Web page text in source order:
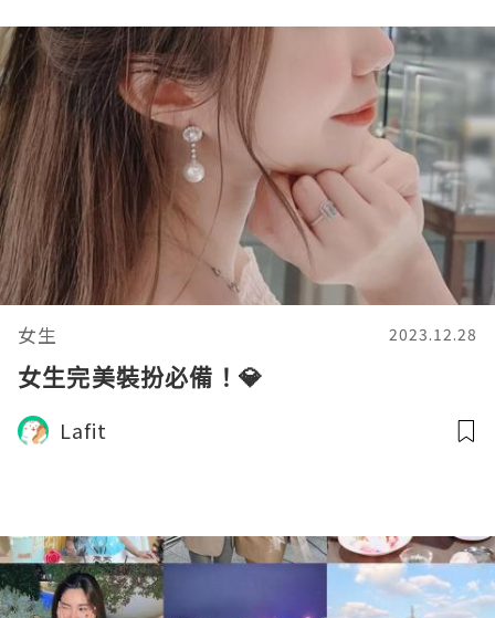
女生 2023.12.28
女生完美裝扮必備！💎
Lafit